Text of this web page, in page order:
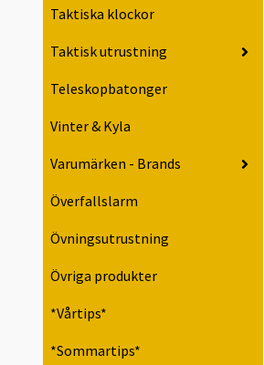
Taktiska klockor
Taktisk utrustning
Teleskopbatonger
Vinter & Kyla
Varumärken - Brands
Överfallslarm
Övningsutrustning
Övriga produkter
*Vårtips*
*Sommartips*